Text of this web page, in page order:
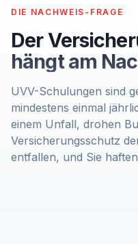
DIE NACHWEIS-FRAGE
Der
hängt am
UVV-Schulungen sind
mindestens einmal
einem Unfall, drohen
Versicherungsschutz
entfallen, und Sie